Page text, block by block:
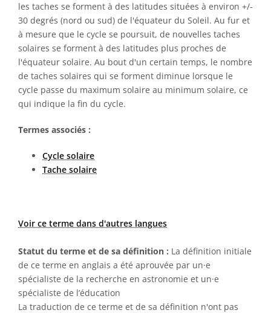
les taches se forment à des latitudes situées à environ +/-
30 degrés (nord ou sud) de l'équateur du Soleil. Au fur et
à mesure que le cycle se poursuit, de nouvelles taches
solaires se forment à des latitudes plus proches de
l'équateur solaire. Au bout d'un certain temps, le nombre
de taches solaires qui se forment diminue lorsque le
cycle passe du maximum solaire au minimum solaire, ce
qui indique la fin du cycle.
Termes associés :
Cycle solaire
Tache solaire
Voir ce terme dans d'autres langues
Statut du terme et de sa définition : La définition initiale
de ce terme en anglais a été aprouvée par un·e
spécialiste de la recherche en astronomie et un·e
spécialiste de l’éducation
La traduction de ce terme et de sa définition n'ont pas